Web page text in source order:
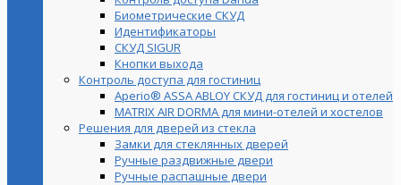
Биометрические СКУД
Идентификаторы
СКУД SIGUR
Кнопки выхода
Контроль доступа для гостиниц
Aperio® ASSA ABLOY СКУД для гостиниц и отелей
MATRIX AIR DORMA для мини-отелей и хостелов
Решения для дверей из стекла
Замки для стеклянных дверей
Ручные раздвижные двери
Ручные распашные двери